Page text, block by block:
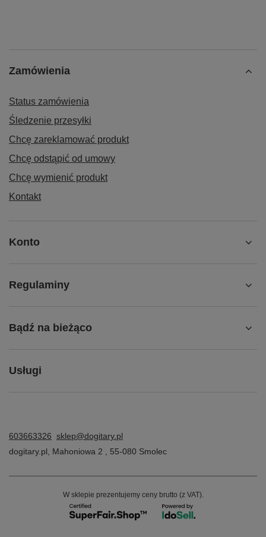
Zamówienia
Status zamówienia
Śledzenie przesyłki
Chcę zareklamować produkt
Chcę odstąpić od umowy
Chcę wymienić produkt
Kontakt
Konto
Regulaminy
Bądź na bieżąco
Usługi
603663326 sklep@dogitary.pl
dogitary.pl
Mahoniowa 2 55-080 Smolec
W sklepie prezentujemy ceny brutto (z VAT).